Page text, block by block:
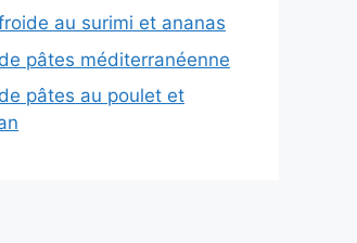
au surimi et ananas
pâtes méditerranéenne
pâtes au poulet et